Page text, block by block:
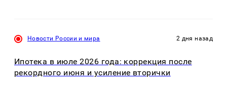
Новости России и мира 2 дня назад
Ипотека в июле 2026 года: коррекция после
рекордного июня и усиление вторички